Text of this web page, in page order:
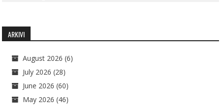
ARKIVI
August 2026 (6)
July 2026 (28)
June 2026 (60)
May 2026 (46)